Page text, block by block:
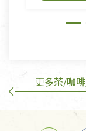
外,依據《通訊
訂購手抄稿
更多茶/咖